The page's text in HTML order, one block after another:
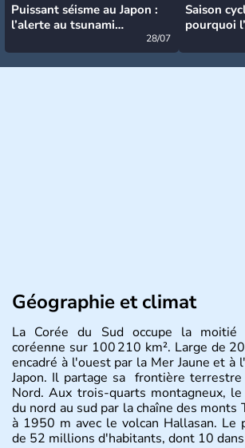
Puissant séisme au Japon :
l’alerte au tsunami
28/07
Saison
pourquoi
Géographie et climat
La Corée du Sud occupe la moitié
coréenne sur 100 210 km². Large de
encadré à l'ouest par la Mer Jaune et à
Japon. Il partage sa frontière terrestre
Nord. Aux trois-quarts montagneux,
du nord au sud par la chaîne des monts
à 1950 m avec le volcan Hallasan. Le
de 52 millions d'habitants, dont 10